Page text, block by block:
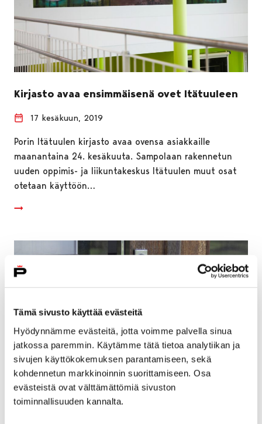
Tämä sivusto käyttää evästeitä
Hyödynnämme evästeitä, jotta voimme palvella sinua
jatkossa paremmin. Käytämme tätä tietoa analytiikan ja
sivujen käyttökokemuksen parantamiseen, sekä
kohdennetun markkinoinnin suorittamiseen. Osa
evästeistä ovat välttämättömiä sivuston
toiminnallisuuden kannalta.
Kirjasto avaa ensimmäisenä ovet Itätuuleen
17 kesäkuun, 2019
Porin Itätuulen kirjasto avaa ovensa asiakkaille
maanantaina 24. kesäkuuta. Sampolaan rakennetun
uuden oppimis- ja liikuntakeskus Itätuulen muut osat
otetaan käyttöön…
Perusturvalautakunta kokoontuu